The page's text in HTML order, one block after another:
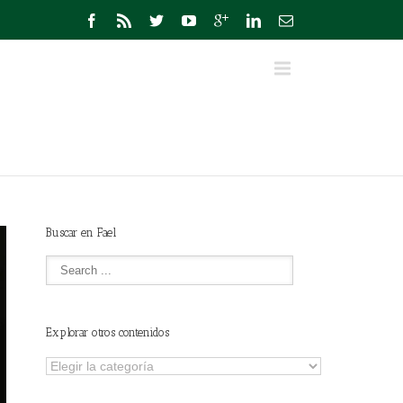
Buscar en Fael
Explorar otros contenidos
Explorar